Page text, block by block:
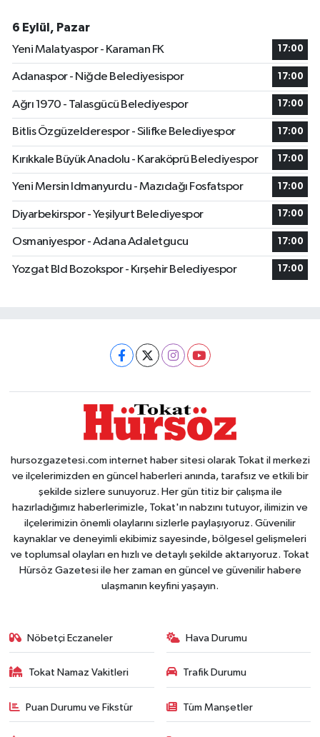
6 Eylül, Pazar
Yeni Malatyaspor - Karaman FK
17:00
Adanaspor - Niğde Belediyesispor 17:00
Ağrı 1970 - Talasgücü Belediyespor 17:00
Bitlis Özgüzelderespor - Silifke Belediyespor 17:00
Kırıkkale Büyük Anadolu - Karaköprü Belediyespor 17:00
Yeni Mersin Idmanyurdu - Mazıdağı Fosfatspor 17:00
Diyarbekirspor - Yeşilyurt Belediyespor 17:00
Osmaniyespor - Adana Adaletgucu 17:00
Yozgat Bld Bozokspor - Kırşehir Belediyespor 17:00
hursozgazetesi.com internet haber sitesi olarak Tokat il merkezi
ve ilçelerimizden en güncel haberleri anında, tarafsız ve etkili bir
şekilde sizlere sunuyoruz. Her gün titiz bir çalışma ile
hazırladığımız haberlerimizle, Tokat'ın nabzını tutuyor, ilimizin ve
ilçelerimizin önemli olaylarını sizlerle paylaşıyoruz. Güvenilir
kaynaklar ve deneyimli ekibimiz sayesinde, bölgesel gelişmeleri
ve toplumsal olayları en hızlı ve detaylı şekilde aktarıyoruz. Tokat
Hürsöz Gazetesi ile her zaman en güncel ve güvenilir habere
ulaşmanın keyfini yaşayın.
Nöbetçi Eczaneler Hava Durumu
Tokat Namaz Vakitleri Trafik Durumu
Puan Durumu ve Fikstür Tüm Manşetler